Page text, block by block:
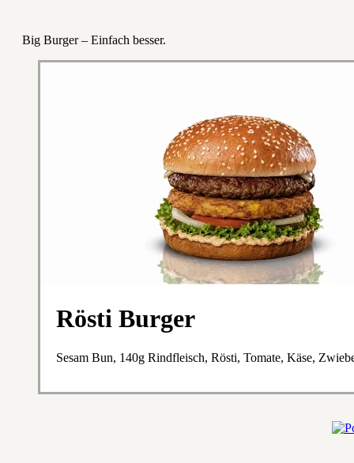
Big Burger – Einfach besser.
Rösti Burger
Sesam Bun, 140g Rindfleisch, Rösti, Tomate, Käse,